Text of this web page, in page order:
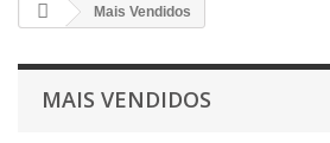
Mais Vendidos
MAIS VENDIDOS